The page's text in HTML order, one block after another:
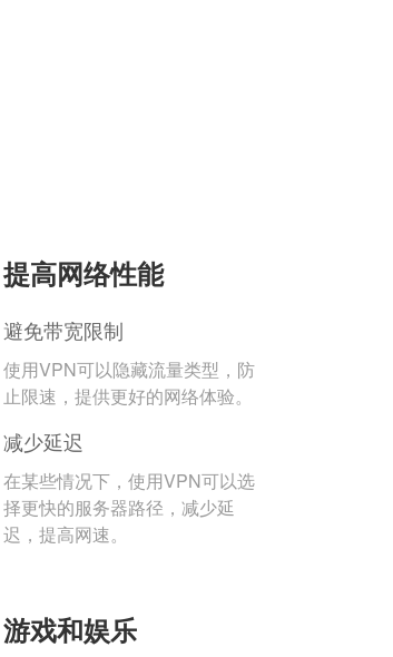
提高网络性能
避免带宽限制
使用VPN可以隐藏流量类型，防
止限速，提供更好的网络体验。
减少延迟
在某些情况下，使用VPN可以选
择更快的服务器路径，减少延
迟，提高网速。
游戏和娱乐